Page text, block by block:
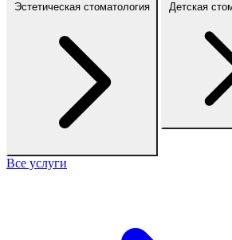
Эстетическая стоматология Детская
Все услуги